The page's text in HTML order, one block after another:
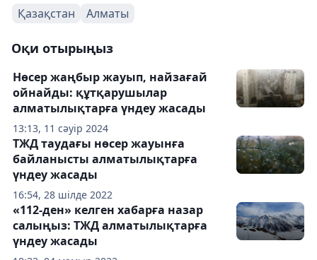
Қазақстан Алматы
Оқи отырыңыз
13:13, 11 сәуір 2024
Нөсер жаңбыр жауып, найзағай
ойнайды: құтқарушылар
алматылықтарға үндеу жасады
16:54, 28 шілде 2022
ТЖД таудағы нөсер жауынға
байланысты алматылықтарға
үндеу жасады
«112-ден» келген хабарға назар
салыңыз: ТЖД алматылықтарға
үндеу жасады